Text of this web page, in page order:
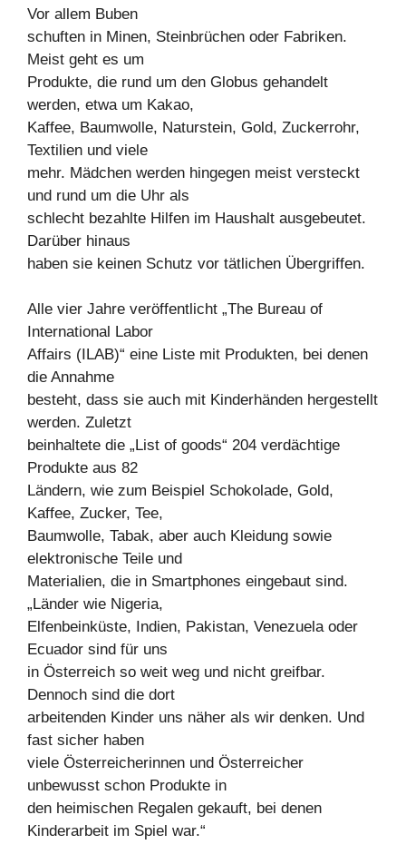
Vor allem Buben
schuften in Minen, Steinbrüchen oder Fabriken.
Meist geht es um
Produkte, die rund um den Globus gehandelt
werden, etwa um Kakao,
Kaffee, Baumwolle, Naturstein, Gold, Zuckerrohr,
Textilien und viele
mehr. Mädchen werden hingegen meist versteckt
und rund um die Uhr als
schlecht bezahlte Hilfen im Haushalt ausgebeutet.
Darüber hinaus
haben sie keinen Schutz vor tätlichen Übergriffen.
Alle vier Jahre veröffentlicht „The Bureau of
International Labor
Affairs (ILAB)“ eine Liste mit Produkten, bei denen
die Annahme
besteht, dass sie auch mit Kinderhänden hergestellt
werden. Zuletzt
beinhaltete die „List of goods“ 204 verdächtige
Produkte aus 82
Ländern, wie zum Beispiel Schokolade, Gold,
Kaffee, Zucker, Tee,
Baumwolle, Tabak, aber auch Kleidung sowie
elektronische Teile und
Materialien, die in Smartphones eingebaut sind.
„Länder wie Nigeria,
Elfenbeinküste, Indien, Pakistan, Venezuela oder
Ecuador sind für uns
in Österreich so weit weg und nicht greifbar.
Dennoch sind die dort
arbeitenden Kinder uns näher als wir denken. Und
fast sicher haben
viele Österreicherinnen und Österreicher
unbewusst schon Produkte in
den heimischen Regalen gekauft, bei denen
Kinderarbeit im Spiel war.“